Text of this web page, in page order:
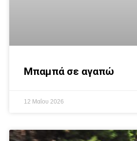
Μπαμπά σε αγαπώ
12 Μαΐου 2026